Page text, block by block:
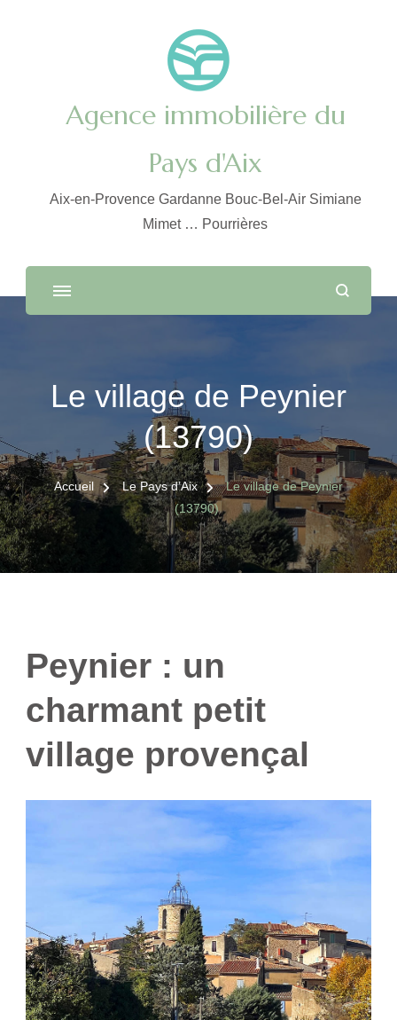
Agence immobilière du
Pays d'Aix
Aix-en-Provence Gardanne Bouc-Bel-Air Simiane
Mimet … Pourrières
Le village de Peynier
(13790)
Accueil Le Pays d’Aix
Le village de Peynier
(13790)
Peynier : un
charmant petit
village provençal